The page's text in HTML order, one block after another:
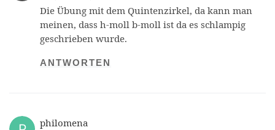
Die Übung mit dem Quintenzirkel, da kann man
meinen, dass h-moll b-moll ist da es schlampig
geschrieben wurde.
ANTWORTEN
philomena